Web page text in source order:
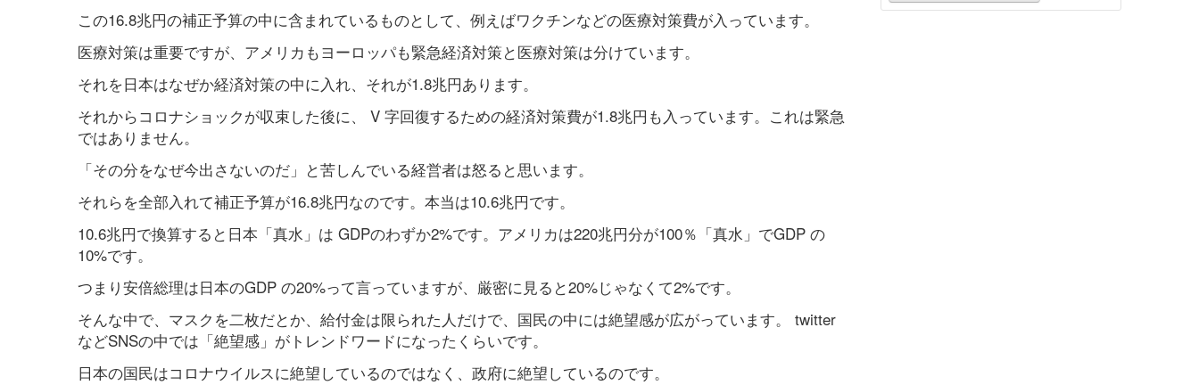
この16.8兆円の補正予算の中に含まれているものとして、例えばワクチンなどの医療対策費が入っています。
医療対策は重要ですが、アメリカもヨーロッパも緊急経済対策と医療対策は分けています。
それを日本はなぜか経済対策の中に入れ、それが1.8兆円あります。
それからコロナショックが収束した後に、 V 字回復するための経済対策費が1.8兆円も入っています。これは緊急
ではありません。
「その分をなぜ今出さないのだ」と苦しんでいる経営者は怒ると思います。
それらを全部入れて補正予算が16.8兆円なのです。本当は10.6兆円です。
10.6兆円で換算すると日本「真水」は GDPのわずか2%です。アメリカは220兆円分が100％「真水」でGDP の
10%です。
つまり安倍総理は日本のGDP の20%って言っていますが、厳密に見ると20%じゃなくて2%です。
そんな中で、マスクを二枚だとか、給付金は限られた人だけで、国民の中には絶望感が広がっています。 twitter
などSNSの中では「絶望感」がトレンドワードになったくらいです。
日本の国民はコロナウイルスに絶望しているのではなく、政府に絶望しているのです。